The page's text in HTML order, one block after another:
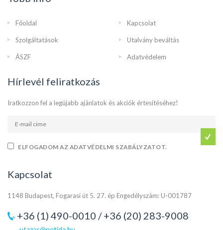
Főoldal Kapcsolat
Szolgáltatások Utalvány beváltás
ÁSZF Adatvédelem
Hírlevél feliratkozás
Iratkozzon fel a legújabb ajánlatok és akciók értesítéséhez!
ELFOGADOM AZ ADATVÉDELMI SZABÁLYZATOT.
Kapcsolat
1148 Budapest, Fogarasi út 5. 27. ép Engedélyszám: U-001787
+36 (1) 490-0010 / +36 (20) 283-9008